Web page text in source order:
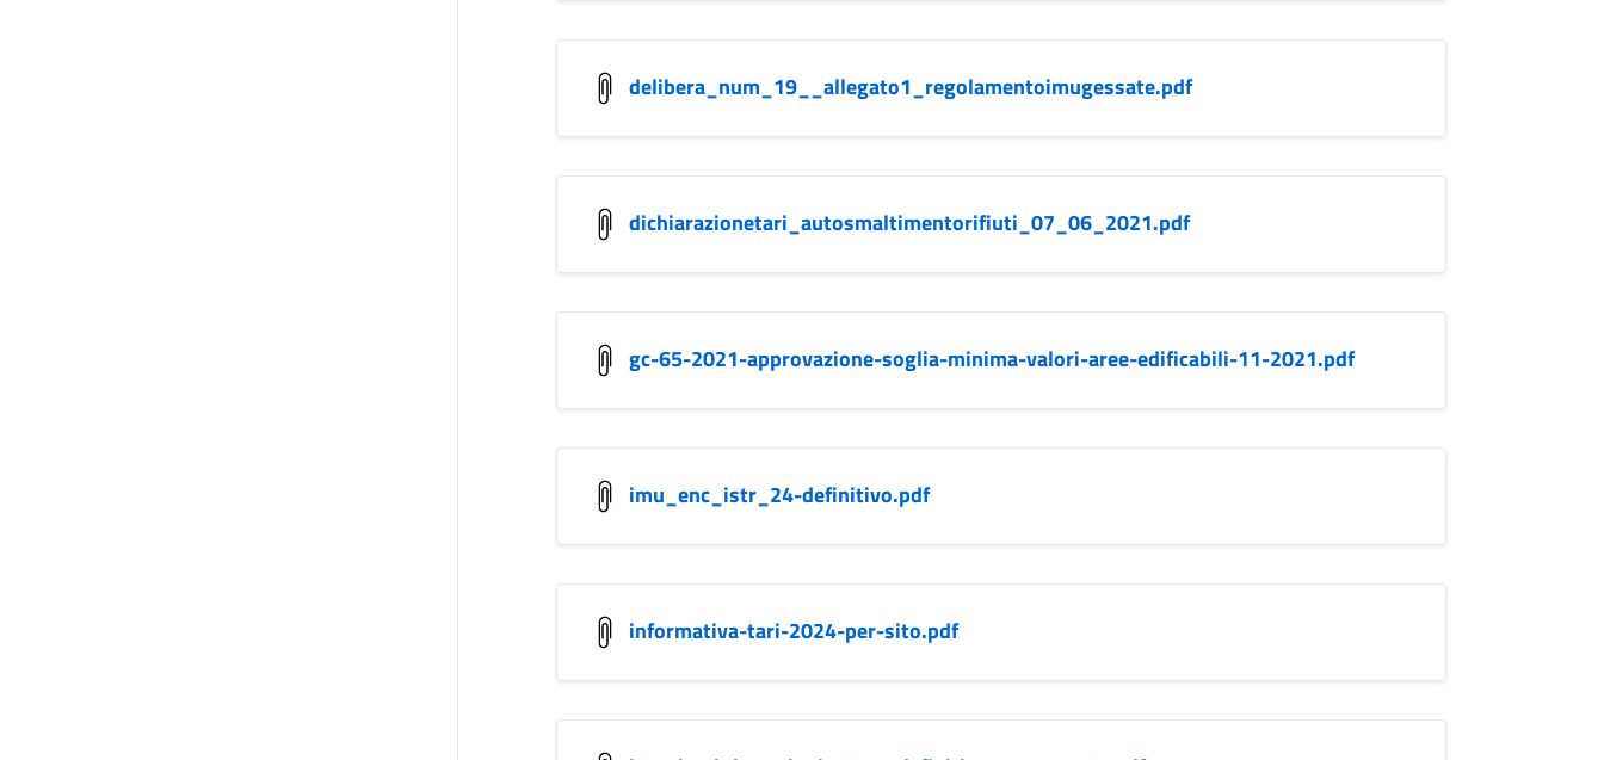
delibera_num_19__allegato1_regolamentoimugessate.pdf
dichiarazionetari_autosmaltimentorifiuti_07_06_2021.pdf
gc-65-2021-approvazione-soglia-minima-valori-aree-edificabili-11-2021.pdf
imu_enc_istr_24-definitivo.pdf
informativa-tari-2024-per-sito.pdf